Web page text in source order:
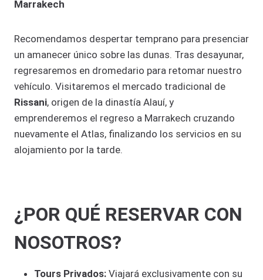
Marrakech
Recomendamos despertar temprano para presenciar
un amanecer único sobre las dunas. Tras desayunar,
regresaremos en dromedario para retomar nuestro
vehículo. Visitaremos el mercado tradicional de
Rissani, origen de la dinastía Alauí, y
emprenderemos el regreso a Marrakech cruzando
nuevamente el Atlas, finalizando los servicios en su
alojamiento por la tarde.
¿POR QUÉ RESERVAR CON
NOSOTROS?
Tours Privados: Viajará exclusivamente con su